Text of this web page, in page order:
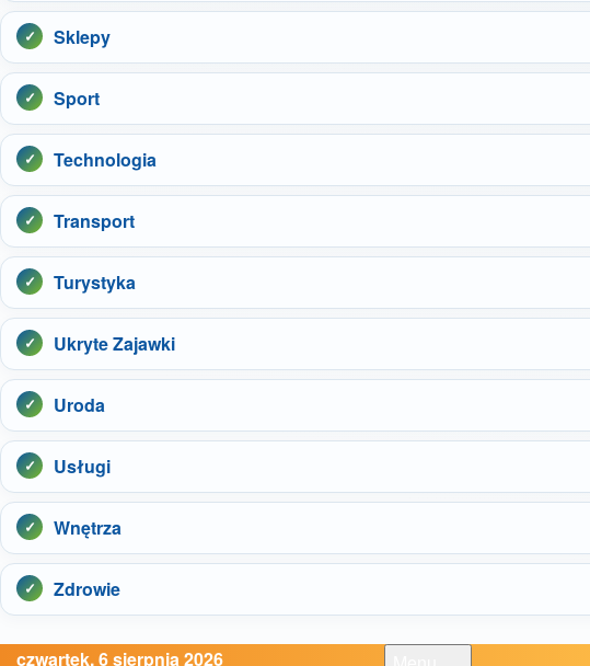
Sklepy
Sport
Technologia
Transport
Turystyka
Ukryte Zajawki
Uroda
Usługi
Wnętrza
Zdrowie
czwartek, 6 sierpnia 2026